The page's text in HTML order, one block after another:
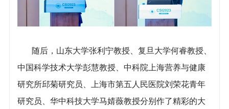
随后，山东大学张利宁教授、复旦大学何睿教授、
中国科学技术大学彭慧教授、中科院上海营养与健康
研究所邱菊研究员、上海市第五人民医院刘荣花青年
研究员、华中科技大学马婧薇教授分别作了精彩的大